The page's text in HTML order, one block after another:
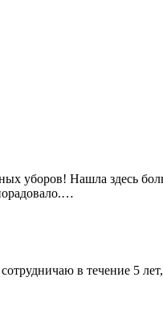
уборов! Нашла здесь
в течение 5